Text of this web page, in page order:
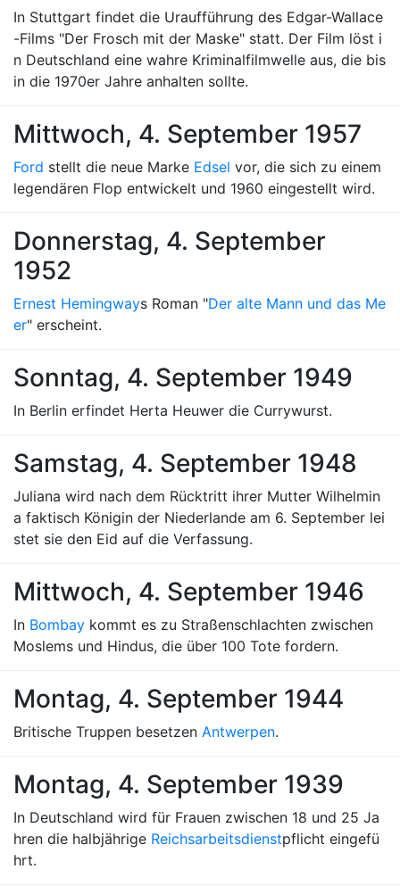
In Stuttgart findet die Uraufführung des Edgar-Wallace
-Films "Der Frosch mit der Maske" statt. Der Film löst i
n Deutschland eine wahre Kriminalfilmwelle aus, die bis
in die 1970er Jahre anhalten sollte.
Mittwoch, 4. September 1957
Ford stellt die neue Marke Edsel vor, die sich zu einem
legendären Flop entwickelt und 1960 eingestellt wird.
Donnerstag, 4. September
1952
Ernest Hemingways Roman "Der alte Mann und das Me
er" erscheint.
Sonntag, 4. September 1949
In Berlin erfindet Herta Heuwer die Currywurst.
Samstag, 4. September 1948
Juliana wird nach dem Rücktritt ihrer Mutter Wilhelmin
a faktisch Königin der Niederlande am 6. September lei
stet sie den Eid auf die Verfassung.
Mittwoch, 4. September 1946
In Bombay kommt es zu Straßenschlachten zwischen
Moslems und Hindus, die über 100 Tote fordern.
Montag, 4. September 1944
Britische Truppen besetzen Antwerpen.
Montag, 4. September 1939
In Deutschland wird für Frauen zwischen 18 und 25 Ja
hren die halbjährige Reichsarbeitsdienstpflicht eingefü
hrt.